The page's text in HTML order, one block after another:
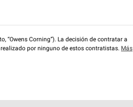
“Owens Corning”). La decisión de contratar a
por ninguno de estos contratistas. Más